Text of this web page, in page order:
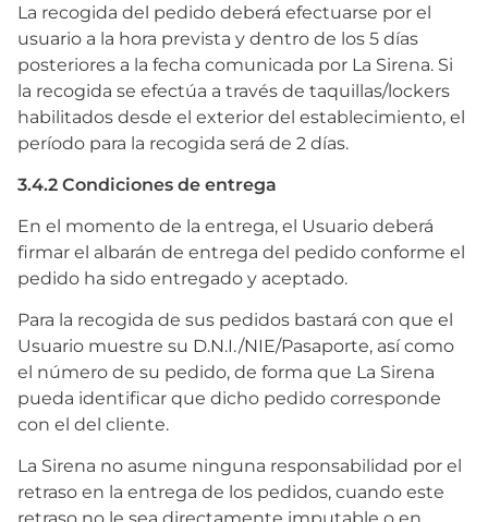
La recogida del pedido deberá efectuarse por el
usuario a la hora prevista y dentro de los 5 días
posteriores a la fecha comunicada por La Sirena. Si
la recogida se efectúa a través de taquillas/lockers
habilitados desde el exterior del establecimiento, el
período para la recogida será de 2 días.
3.4.2 Condiciones de entrega
En el momento de la entrega, el Usuario deberá
firmar el albarán de entrega del pedido conforme el
pedido ha sido entregado y aceptado.
Para la recogida de sus pedidos bastará con que el
Usuario muestre su D.N.I./NIE/Pasaporte, así como
el número de su pedido, de forma que La Sirena
pueda identificar que dicho pedido corresponde
con el del cliente.
La Sirena no asume ninguna responsabilidad por el
retraso en la entrega de los pedidos, cuando este
retraso no le sea directamente imputable o en